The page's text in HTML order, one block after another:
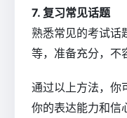
7. 复习常见话题
熟悉常见的考试话
等，准备充分，不
通过以上方法，你
你的表达能力和信